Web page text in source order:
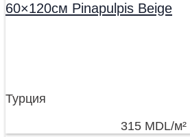
60×120см Pinapulpis Beige
Турция
315 MDL/м²